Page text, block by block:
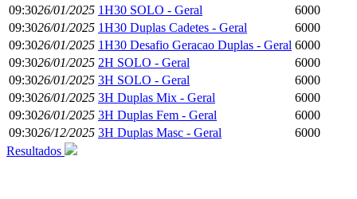
09:3026/01/2025 1H30 SOLO - Geral
6000
09:3026/01/2025 1H30 Duplas Cadetes - Geral
6000
09:3026/01/2025 1H30 Desafio Geracao Duplas - Geral 6000
09:3026/01/2025 2H SOLO - Geral
6000
09:3026/01/2025 3H SOLO - Geral
6000
09:3026/01/2025 3H Duplas Mix - Geral
6000
09:3026/01/2025 3H Duplas Fem - Geral
6000
09:3026/12/2025 3H Duplas Masc - Geral
6000
Resultados